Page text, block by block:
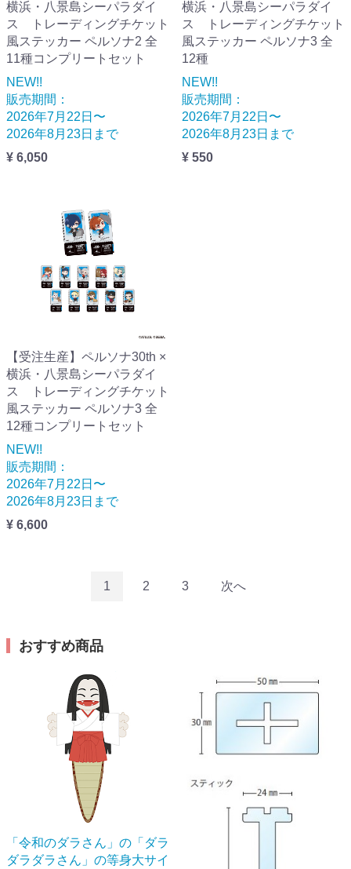
横浜・八景島シーパラダイ
ス トレーディングチケット
風ステッカー ペルソナ2 全
11種コンプリートセット
NEW!!
販売期間：
2026年7月22日〜
2026年8月23日まで
¥ 6,050
横浜・八景島シーパラダイ
ス トレーディングチケット
風ステッカー ペルソナ3 全
12種
NEW!!
販売期間：
2026年7月22日〜
2026年8月23日まで
¥ 550
【受注生産】ペルソナ30th ×
横浜・八景島シーパラダイ
ス トレーディングチケット
風ステッカー ペルソナ3 全
12種コンプリートセット
NEW!!
販売期間：
2026年7月22日〜
2026年8月23日まで
¥ 6,600
1 2 3 次へ
おすすめ商品
「令和のダラさん」の「ダラ
ダラダラさん」の等身大サイ